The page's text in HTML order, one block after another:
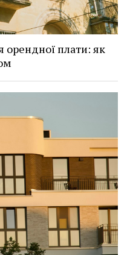
плати: як